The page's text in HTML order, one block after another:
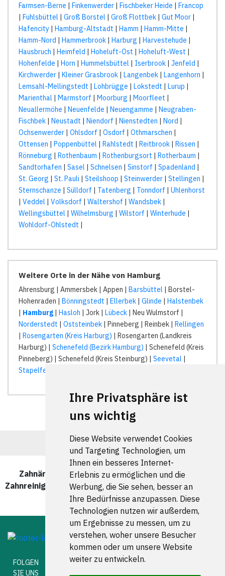
Ihre Privatsphäre ist
uns wichtig
Diese Website verwendet Cookies
und Targeting Technologien, um
Ihnen ein besseres Internet-
Erlebnis zu ermöglichen und die
Werbung, die Sie sehen, besser an
Ihre Bedürfnisse anzupassen. Diese
Technologien nutzen wir außerdem,
um Ergebnisse zu messen, um zu
verstehen, woher unsere Besucher
kommen oder um unsere Website
weiter zu entwickeln.
Farmsen-Berne | Finkenwerder | Fischbeker Heide | Francop
| Fuhlsbüttel | Groß Borstel | Groß Flottbek | Gut Moor |
Hafencity | Hamburg-Altstadt | Hamm | Hamm-Mitte |
Hamm-Nord | Hammerbrook | Harburg | Harvestehude |
Hausbruch | Heimfeld | Hoheluft-Ost | Hoheluft-West |
Hohenfelde | Horn | Hummelsbüttel | Iserbrook | Jenfeld |
Kirchwerder | Kleiner Grasbrook | Langenbek | Langenhorn |
Lemsahl-Mellingstedt | Lohbrügge | Lokstedt | Lurup |
Marienthal | Marmstorf | Moorburg | Moorfleet |
Neuallermöhe | Neuenfelde | Neuengamme | Neugraben-
Fischbek | Neustadt | Niendorf | Nienstedten | Nord |
Ochsenwerder | Ohlsdorf | Osdorf | Othmarschen |
Ottensen | Poppenbüttel | Rahlstedt | Reitbrook | Rissen |
Rönneburg | Rothenbaum | Rothenburgsort | Rotherbaum |
Sandtorhafen | Sasel | Schnelsen | Sinstorf | Spadenland |
St. Georg | St. Pauli | Steilshoop | Steinwerder | Stellingen |
Sternschanze | Sülldorf | Tatenberg | Tonndorf | Uhlenhorst
| Veddel | Volksdorf | Waltershof | Wandsbek |
Wellingsbüttel | Wilhelmsburg | Wilstorf | Winterhude |
Wohldorf-Ohlstedt |
Weitere Orte in der Nähe von Hamburg
Ahrensburg | Ammersbek | Appen | Barsbüttel | Borstel-
Hohenraden | Bönningstedt | Ellerbek | Glinde | Halstenbek
| Hamburg | Hasloh | Jork | Lübeck | Neu Wulmstorf |
Norderstedt | Oststeinbek | Pinneberg | Reinbek | Rellingen
| Rosengarten (Kreis Harburg) | Rosengarten (Landkreis
Harburg) | Schenefeld (Bezirk Hamburg) | Schenefeld (Kreis
Pinneberg) | Schenefeld (Kreis Steinburg) | Seevetal |
Stapelfeld
Zahnärzte und Zahnärztinnen für Professionelle
Zahnreinigung in Hamburg wurde zuletzt am 05 August
2026 aktualisiert.
FOLGEN
SIE UNS